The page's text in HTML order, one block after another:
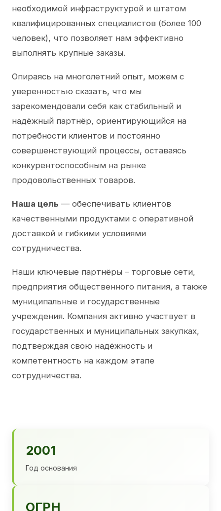
необходимой инфраструктурой и штатом
квалифицированных специалистов (более 100
человек), что позволяет нам эффективно
выполнять крупные заказы.
Опираясь на многолетний опыт, можем с
уверенностью сказать, что мы
зарекомендовали себя как стабильный и
надёжный партнёр, ориентирующийся на
потребности клиентов и постоянно
совершенствующий процессы, оставаясь
конкурентоспособным на рынке
продовольственных товаров.
Наша цель — обеспечивать клиентов
качественными продуктами с оперативной
доставкой и гибкими условиями
сотрудничества.
Наши ключевые партнёры – торговые сети,
предприятия общественного питания, а также
муниципальные и государственные
учреждения. Компания активно участвует в
государственных и муниципальных закупках,
подтверждая свою надёжность и
компетентность на каждом этапе
сотрудничества.
2001
Год основания
ОГРН